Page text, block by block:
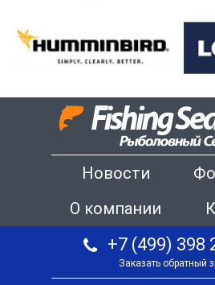
Новости
О компании
+7 (499) 398
Заказать обратный